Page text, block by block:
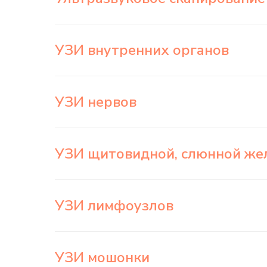
УЗИ внутренних органов
УЗИ нервов
УЗИ щитовидной, слюнной
УЗИ лимфоузлов
УЗИ мошонки